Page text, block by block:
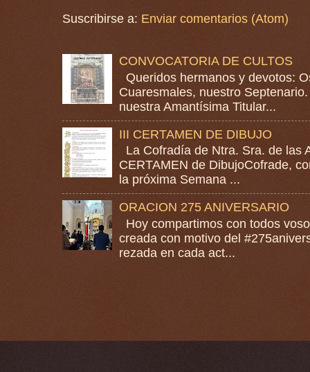
Suscribirse a: Enviar comentarios (Atom)
CONVOCATORIA DE CULTOS
Queridos hermanos y devotos:
Cuaresmales, nuestro
nuestra Amantísima Titular...
III CERTAMEN DE DIBUJO
La Cofradía de Ntra. Sra. de las
CERTAMEN de DibujoCofrade,
la próxima Semana ...
ORACION 275 ANIVERSARIO
Hoy compartimos con todos
creada con motivo del
rezada en cada act...